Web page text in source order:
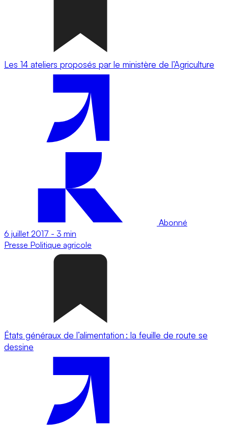
Les 14 ateliers proposés par le ministère de l’Agriculture
Abonné
6 juillet 2017 - 3 min
Presse Politique agricole
États généraux de l’alimentation : la feuille de route se
dessine